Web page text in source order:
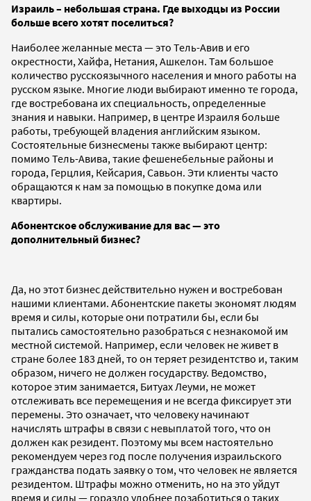
Израиль – небольшая страна. Где выходцы из России
больше всего хотят поселиться?
Наиболее желанные места — это Тель-Авив и его
окрестности, Хайфа, Нетания, Ашкелон. Там большое
количество русскоязычного населения и много работы на
русском языке. Многие люди выбирают именно те города,
где востребована их специальность, определенные
знания и навыки. Например, в центре Израиля больше
работы, требующей владения английским языком.
Состоятельные бизнесмены также выбирают центр:
помимо Тель-Авива, такие фешенебельные районы и
города, Герцлия, Кейсария, Савьон. Эти клиенты часто
обращаются к нам за помощью в покупке дома или
квартиры.
Абонентское обслуживание для вас — это
дополнительный бизнес?
Да, но этот бизнес действительно нужен и востребован
нашими клиентами. Абонентские пакеты экономят людям
время и силы, которые они потратили бы, если бы
пытались самостоятельно разобраться с незнакомой им
местной системой. Например, если человек не живет в
стране более 183 дней, то он теряет резидентство и, таким
образом, ничего не должен государству. Ведомство,
которое этим занимается, Битуах Леуми, не может
отслеживать все перемещения и не всегда фиксирует эти
перемены. Это означает, что человеку начинают
начислять штрафы в связи с невыплатой того, что он
должен как резидент. Поэтому мы всем настоятельно
рекомендуем через год после получения израильского
гражданства подать заявку о том, что человек не является
резидентом. Штрафы можно отменить, но на это уйдут
время и силы — гораздо удобнее позаботиться о таких